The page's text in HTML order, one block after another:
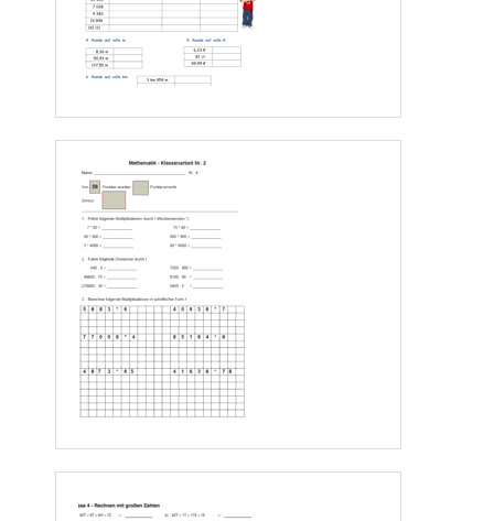
www.Klassenarbeiten.de –Seite 4
4 ZT +17 H =        ___________                      4 T + 9 H +9
2. Setze die Reihen fort!
35 724    35 754   _______    _______     ________     _________
49 810    49 110   _______    _______     ________
Wie heißen die Nachbartausender?              4. Wie heißen die Nachbarzehntausender
46 000  ___________                              64 100  ______________
245 000  ___________
neuntausendvier  ; dreitausendzweihunderteins  ; siebentausendeinhundertelf  ;
viertausenddreizehn  ; zweitausendacht ; neuntausendneunhunderteins ;
zehntausend ; fünftausenddreihundertsiebenundzwanzig ; eintausendeins
ZT